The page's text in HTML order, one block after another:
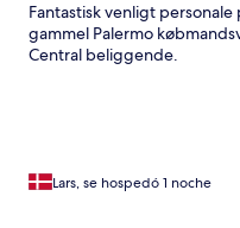
Fantastisk venligt
gammel Palermo
Central beliggende.
Lars, se hospedó 1 noche